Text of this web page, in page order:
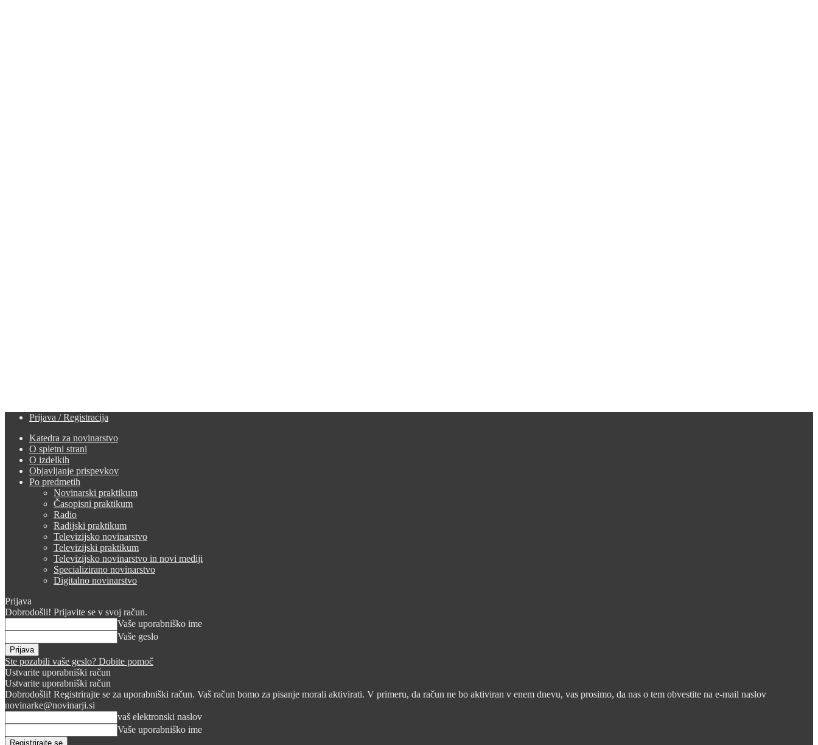
Prijava / Registracija
Katedra za novinarstvo
O spletni strani
O izdelkih
Objavljanje prispevkov
Po predmetih
Novinarski praktikum
Časopisni praktikum
Radio
Radijski praktikum
Televizijsko novinarstvo
Televizijski praktikum
Televizijsko novinarstvo in novi mediji
Specializirano novinarstvo
Digitalno novinarstvo
Prijava
Dobrodošli! Prijavite se v svoj račun.
Vaše uporabniško ime
Vaše geslo
Ste pozabili vaše geslo? Dobite pomoč
Ustvarite uporabniški račun
Ustvarite uporabniški račun
Dobrodošli! Registrirajte se za uporabniški račun. Vaš račun bomo za pisanje morali aktivirati. V primeru, da račun ne bo aktiviran v enem dnevu, vas prosimo, da nas o tem obvestite na e-mail naslov
novinarke@novinarji.si
vaš elektronski naslov
Vaše uporabniško ime